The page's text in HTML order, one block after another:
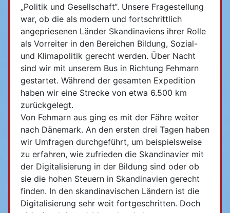
„Politik und Gesellschaft“. Unsere Fragestellung
war, ob die als modern und fortschrittlich
angepriesenen Länder Skandinaviens ihrer Rolle
als Vorreiter in den Bereichen Bildung, Sozial-
und Klimapolitik gerecht werden. Über Nacht
sind wir mit unserem Bus in Richtung Fehmarn
gestartet. Während der gesamten Expedition
haben wir eine Strecke von etwa 6.500 km
zurückgelegt.
Von Fehmarn aus ging es mit der Fähre weiter
nach Dänemark. An den ersten drei Tagen haben
wir Umfragen durchgeführt, um beispielsweise
zu erfahren, wie zufrieden die Skandinavier mit
der Digitalisierung in der Bildung sind oder ob
sie die hohen Steuern in Skandinavien gerecht
finden. In den skandinavischen Ländern ist die
Digitalisierung sehr weit fortgeschritten. Doch